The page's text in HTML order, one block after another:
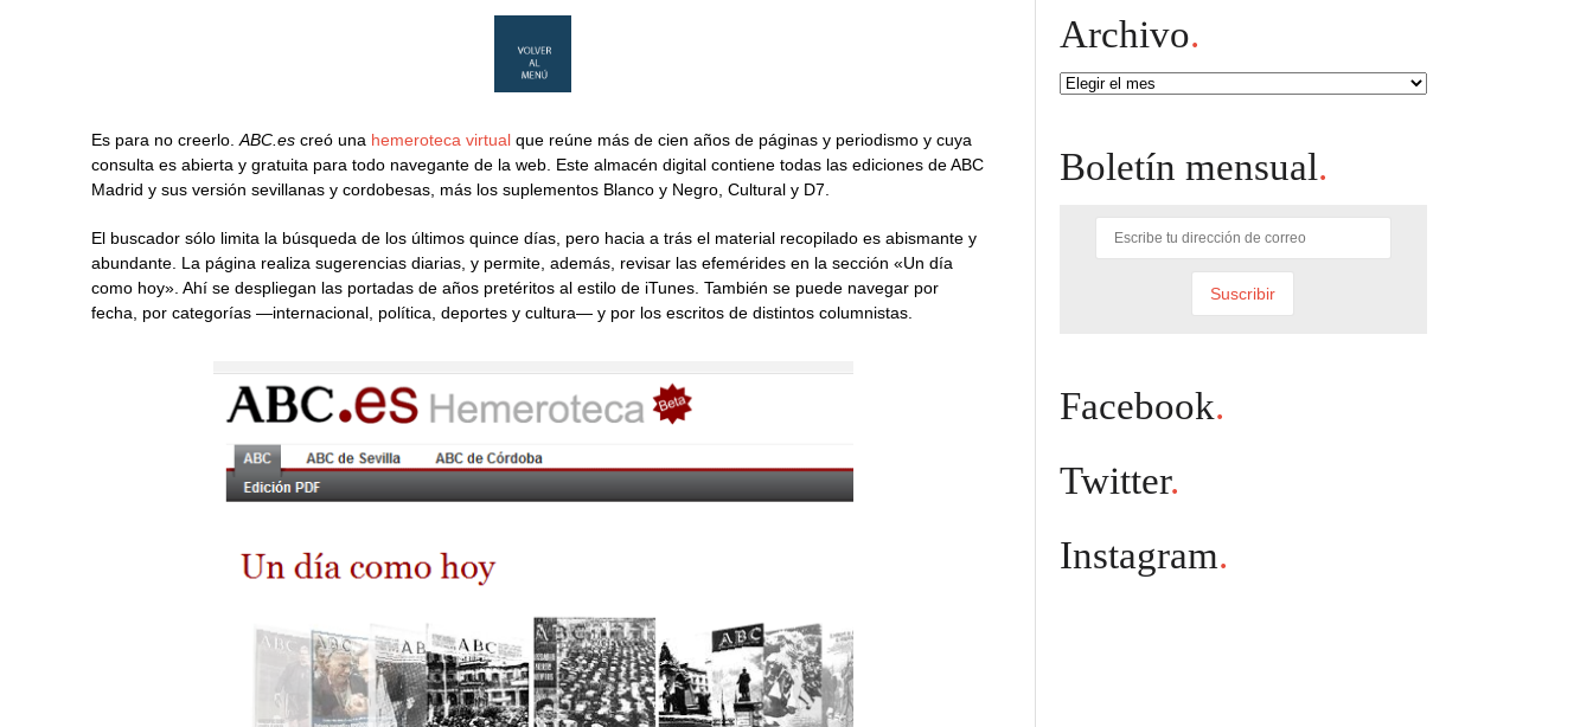
Es para no creerlo.ABC.escreó una hemeroteca virtual que reúne más de cien años de páginas y periodismo y cuya
consulta es abierta y gratuita para todo navegante de la web. Este almacén digital contiene todas las ediciones de ABC
Madrid y sus versión sevillanas y cordobesas, más los suplementos Blanco y Negro, Cultural y D7.
El buscador sólo limita la búsqueda de los últimos quince días, pero hacia a trás el material recopilado es abismante y
abundante. La página realiza sugerencias diarias, y permite, además, revisar las efemérides en la sección «Un día
como hoy». Ahí se despliegan las portadas de años pretéritos al estilo de iTunes. También se puede navegar por
fecha, por categorías —internacional, política, deportes y cultura— y por los escritos de distintos columnistas.
Archivo.
Archivo
Boletín mensual.
Facebook.
Twitter.
Instagram.